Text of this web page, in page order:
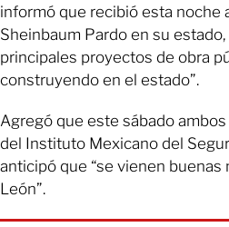
informó que recibió esta noche
Sheinbaum Pardo en su
principales proyectos de obra
construyendo en el estado”.
Agregó que este sábado
del Instituto Mexicano del
anticipó que “se vienen buenas
León”.